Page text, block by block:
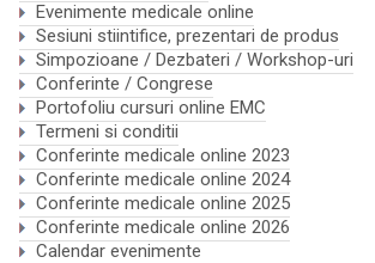
Evenimente medicale online
Sesiuni stiintifice, prezentari de produs
Simpozioane / Dezbateri / Workshop-uri
Conferinte / Congrese
Portofoliu cursuri online EMC
Termeni si conditii
Conferinte medicale online 2023
Conferinte medicale online 2024
Conferinte medicale online 2025
Conferinte medicale online 2026
Calendar evenimente